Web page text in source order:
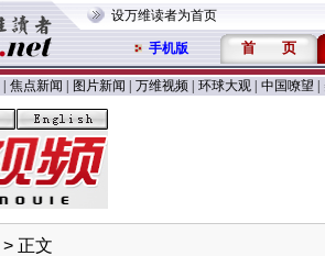
设万维读者为首页
手机版 首 页
焦点新闻 图片新闻 万维视频 环球大观 中国嘹望
> 正文